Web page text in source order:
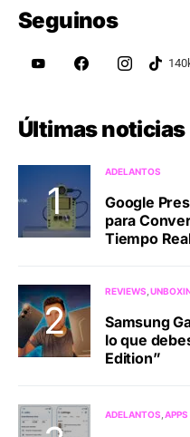
Seguinos
Últimas noticias
ADELANTOS
Google
para
Tiempo
REVIEWS
Samsung
lo que
Edition”
ADELANTOS APPS